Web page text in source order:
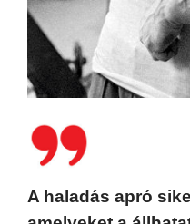
A haladás apró